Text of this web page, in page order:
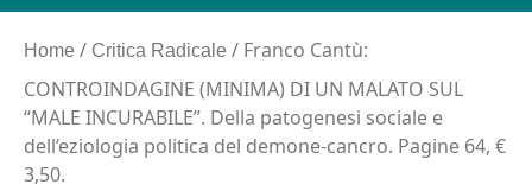
Cart
Home / Critica Radicale / Franco Cantù:
CONTROINDAGINE (MINIMA) DI UN MALATO SUL
“MALE INCURABILE”. Della patogenesi sociale e
dell’eziologia politica del demone-cancro. Pagine 64, €
3,50.